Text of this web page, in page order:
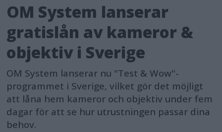
OM System lanserar
gratislån av kameror &
objektiv i Sverige
OM System lanserar nu "Test & Wow"-
programmet i Sverige, vilket gör det möjligt
att låna hem kameror och objektiv under fem
dagar för att se hur utrustningen passar dina
behov.